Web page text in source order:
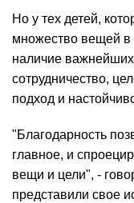
Но у тех детей,
множество вещей в
наличие
сотрудничество,
подход и
"Благодарность
главное, и
вещи и цели", -
представили свое